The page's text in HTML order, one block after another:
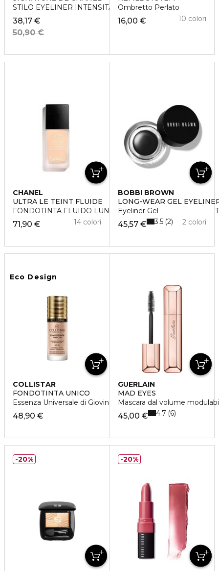
STILO EYELINER INTENSITÀ E LUNGA TENUTA
38,17 €
50,90 €
Ombretto Perlato
16,00 € 10 colori
CHANEL
ULTRA LE TEINT FLUIDE
FONDOTINTA FLUIDO LUNGA TENUTA - ULTRA-
71,90 € 14 colori
BOBBI BROWN
LONG-WEAR GEL
Eyeliner Gel
45,57 € 2 colori
3.5 2
Eco Design
COLLISTAR
FONDOTINTA UNICO
Essenza Universale di Giovinezza SPF 15
48,90 €
GUERLAIN
MAD EYES
Mascara dal volume
45,00 € 4.7 6
20% 20%